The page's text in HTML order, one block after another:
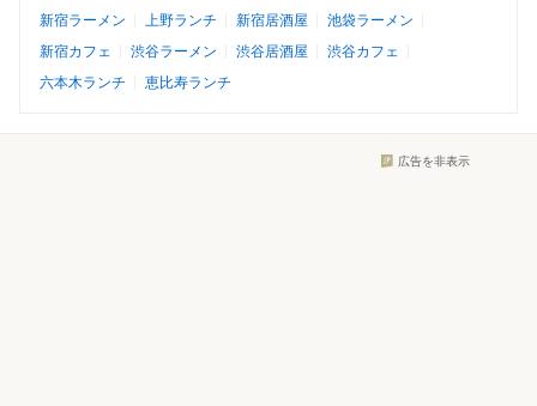
新宿ラーメン
上野ランチ 新宿居酒屋
池袋ラーメン
新宿カフェ
渋谷ラーメン 渋谷居酒屋
渋谷カフェ
六本木ランチ
恵比寿ランチ
広告を非表示